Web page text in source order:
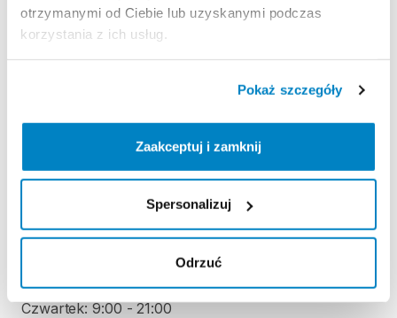
otrzymanymi od Ciebie lub uzyskanymi podczas
korzystania z ich usług.
Pokaż szczegóły
Zaakceptuj i zamknij
Spersonalizuj
Odrzuć
Regulamin wypożyczalni
Nie pobieramy kaucji za wypożyczenie tego
ODBIÓR I ZWROT SPRZĘTU
Poniedziałek: 9:00 - 21:00
Środa: 9:00 - 21:00
Czwartek: 9:00 - 21:00